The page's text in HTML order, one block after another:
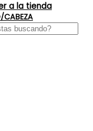
a la tienda
CABEZA